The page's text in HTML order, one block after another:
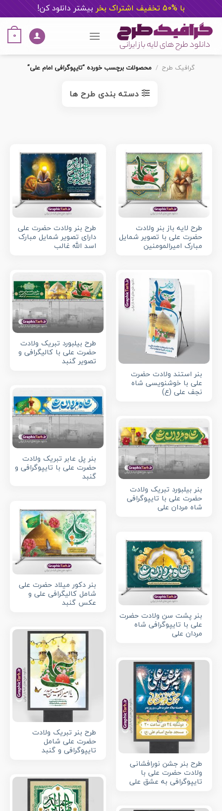
با %50 تخفیف اشتراک بخر بیشتر دانلود کن!
content
0
گرافیک طرح / محصولات برچسب خورده “تایپوگرافی امام علی”
دسته بندی طرح ها
طرح لایه باز بنر ولادت
حضرت علی با تصویر شمایل
مبارک امیرالمومنین
طرح بنر ولادت حضرت علی
دارای تصویر شمایل مبارک
اسد الله غالب
بنر استند ولادت حضرت
علی با خوشنویسی شاه
نجف علی (ع)
طرح بیلبورد تبریک ولادت
حضرت علی با کالیگرافی و
تصویر گنبد
بنر پل عابر تبریک ولادت
حضرت علی با تایپوگرافی و
گنبد
بنر بیلبورد تبریک ولادت
حضرت علی با تایپوگرافی
شاه مردان علی
بنر دکور میلاد حضرت علی
شامل کالیگرافی علی و
عکس گنبد
بنر پشت سن ولادت حضرت
علی با تایپوگرافی شاه
مردان علی
طرح بنر تبریک ولادت
حضرت علی شامل
تایپوگرافی و گنبد
طرح بنر جشن نورافشانی
ولادت حضرت علی با
تایپوگرافی به عشق علی